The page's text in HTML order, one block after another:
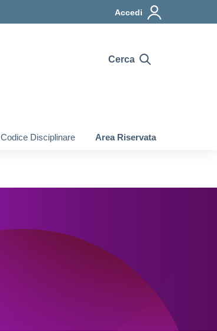
Accedi
Cerca
Codice Disciplinare Area Riservata